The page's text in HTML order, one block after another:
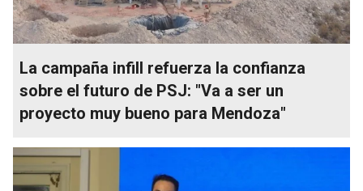
La campaña infill refuerza la confianza
sobre el futuro de PSJ: "Va a ser un
proyecto muy bueno para Mendoza"